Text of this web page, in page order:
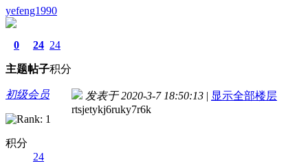
yefeng1990
0
主题
24
帖子
24
积分
初级会员
积分
24
发表于 2020-3-7 18:50:13 | 显示全部楼层
rtsjetykj6ruky7r6k